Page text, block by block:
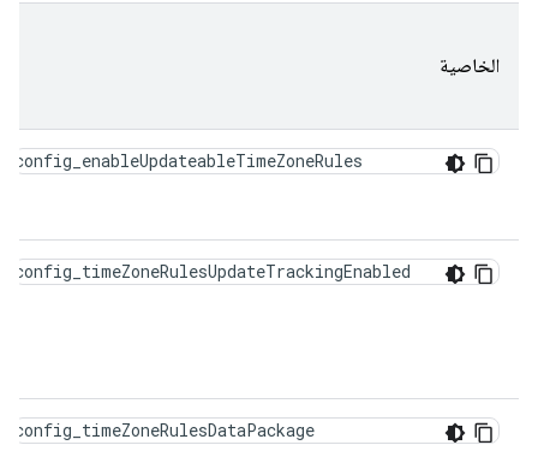
الخاصية
config_enableUpdateableTimeZoneRules
config_timeZoneRulesUpdateTrackingEnabled
config_timeZoneRulesDataPackage